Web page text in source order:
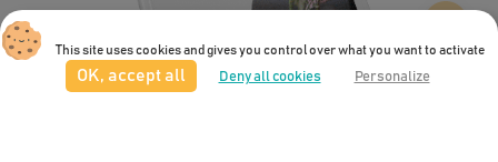
This site uses cookies and gives you control over what you want to activate
OK, accept all Deny all cookies Personalize